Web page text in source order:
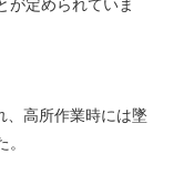
、高所作業時には墜